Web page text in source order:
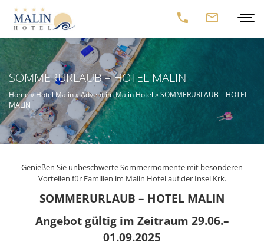
SOMMERURLAUB – HOTEL MALIN
Home»Hotel Malin»Advent im Malin Hotel »SOMMERURLAUB – HOTEL
MALIN
Genießen Sie unbeschwerte Sommermomente mit besonderen
Vorteilen für Familien im Malin Hotel auf der Insel Krk.
SOMMERURLAUB – HOTEL MALIN
Angebot gültig im Zeitraum 29.06.–
01.09.2025